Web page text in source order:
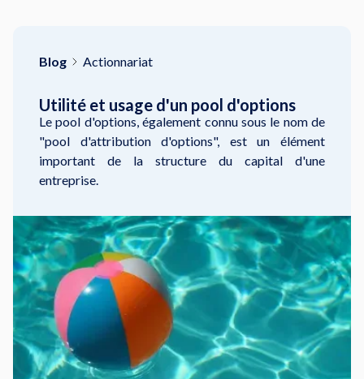
Blog Actionnariat
Utilité et usage d'un pool d'options
Le pool d'options, également connu sous le nom de
"pool d'attribution d'options", est un élément
important de la structure du capital d'une
entreprise.